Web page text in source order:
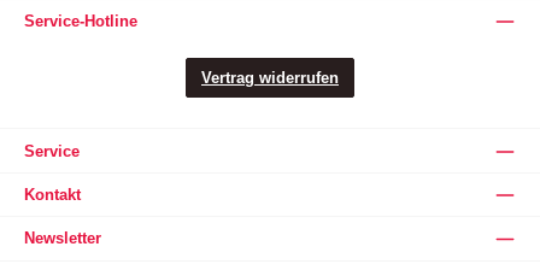
Service-Hotline
Vertrag widerrufen
Service
Kontakt
Newsletter